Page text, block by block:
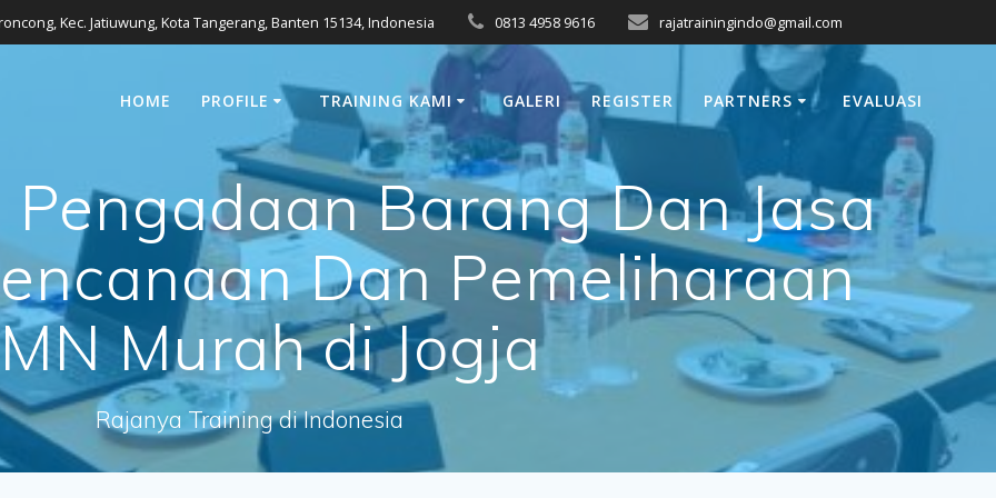
Kec. Jatiuwung, Kota Tangerang, Banten 15134, Indonesia 0813 4958 9616 rajatrainingindo@gmail.com
HOME PROFILE TRAINING KAMI GALERI REGISTER PARTNERS EVALUASI
Barang Dan Jasa
Dan Pemeliharaan
Murah di Jogja
Rajanya Training di Indonesia